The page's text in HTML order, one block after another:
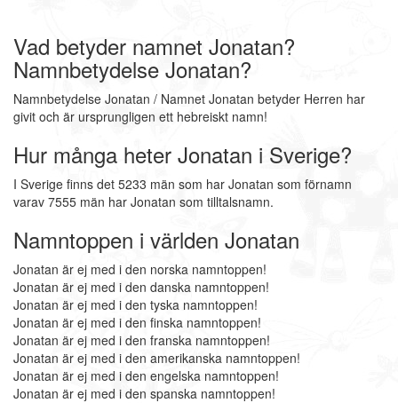
Vad betyder namnet Jonatan?
Namnbetydelse Jonatan?
Namnbetydelse Jonatan / Namnet Jonatan betyder Herren har
givit och är ursprungligen ett hebreiskt namn!
Hur många heter Jonatan i Sverige?
I Sverige finns det 5233 män som har Jonatan som förnamn
varav 7555 män har Jonatan som tilltalsnamn.
Namntoppen i världen Jonatan
Jonatan är ej med i den norska namntoppen!
Jonatan är ej med i den danska namntoppen!
Jonatan är ej med i den tyska namntoppen!
Jonatan är ej med i den finska namntoppen!
Jonatan är ej med i den franska namntoppen!
Jonatan är ej med i den amerikanska namntoppen!
Jonatan är ej med i den engelska namntoppen!
Jonatan är ej med i den spanska namntoppen!